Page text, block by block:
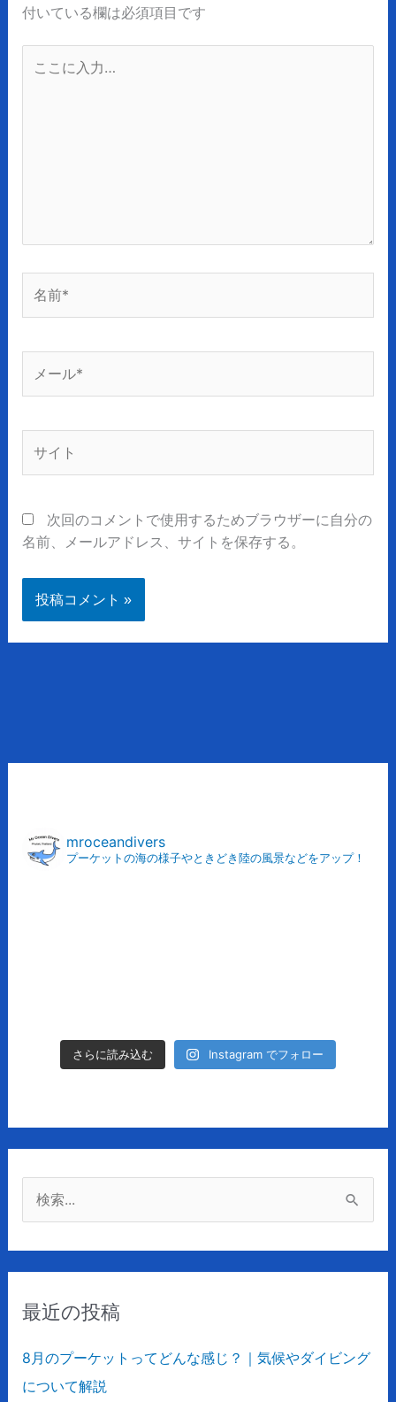
付いている欄は必須項目です
前
*
次回のコメントで使用するためブラウザーに自分の
名前、メールアドレス、サイトを保存する。
mroceandivers
プーケットの海の様子やときどき陸の風景などをアップ！
さらに読み込む Instagram でフォロー
:最近の投稿
8月のプーケットってどんな感じ？｜気候やダイビング
について解説
カ
イ